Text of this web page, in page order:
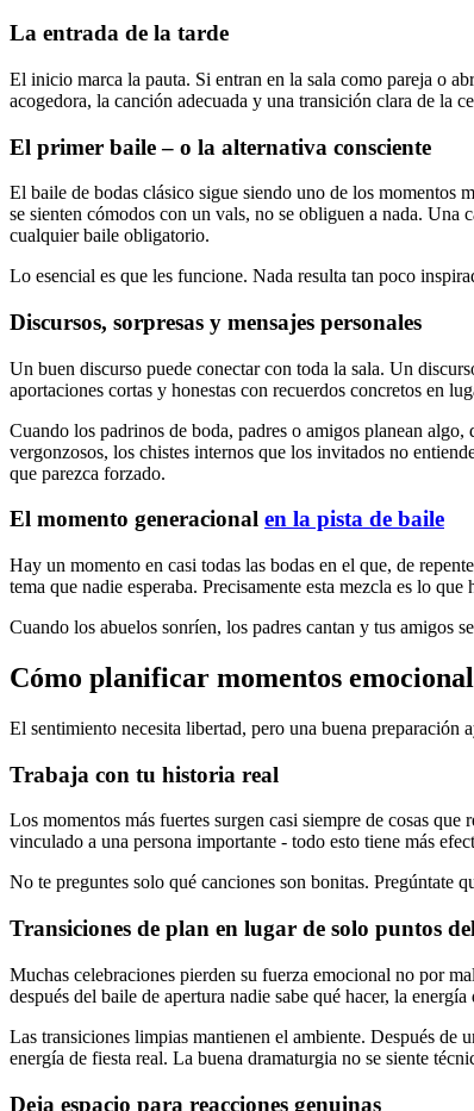
La entrada de la tarde
El inicio marca la pauta. Si entran en la sala como pareja o
acogedora, la canción adecuada y una transición clara de la
El primer baile – o la alternativa consciente
El baile de bodas clásico sigue siendo uno de los momentos
se sienten cómodos con un vals, no se obliguen a nada.
cualquier baile obligatorio.
Lo esencial es que les funcione. Nada resulta tan poco
Discursos, sorpresas y mensajes personales
Un buen discurso puede conectar con toda la sala. Un
aportaciones cortas y honestas con recuerdos concretos en
Cuando los padrinos de boda, padres o amigos planean
vergonzosos, los chistes internos que los invitados no
que parezca forzado.
El momento generacional en la pista de baile
Hay un momento en casi todas las bodas en el que, de
tema que nadie esperaba. Precisamente esta mezcla es lo que
Cuando los abuelos sonríen, los padres cantan y tus amigos
Cómo planificar momentos
El sentimiento necesita libertad, pero una buena
Trabaja con tu historia real
Los momentos más fuertes surgen casi siempre de cosas
vinculado a una persona importante - todo esto tiene más
No te preguntes solo qué canciones son bonitas. Pregúntate
Transiciones de plan en lugar de solo puntos
Muchas celebraciones pierden su fuerza emocional no por
después del baile de apertura nadie sabe qué hacer, la energía
Las transiciones limpias mantienen el ambiente. Después de
energía de fiesta real. La buena dramaturgia no se siente
Deja espacio para reacciones genuinas